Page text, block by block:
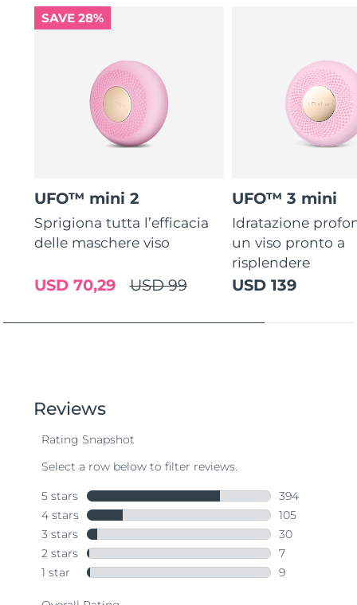
SAVE 28%
UFO™ mini 2
Sprigiona tutta l’efficacia
delle maschere viso
USD 99
USD 70,29
UFO™ 3 mini
Idratazione
un viso pronto a
risplendere
USD 139